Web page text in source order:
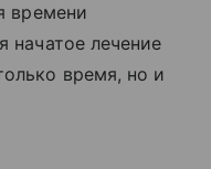
времени
начатое лечение
время, но и